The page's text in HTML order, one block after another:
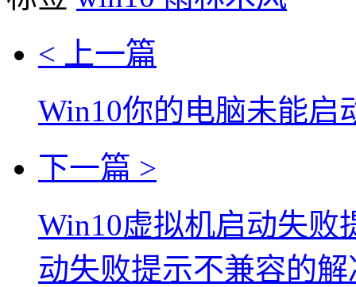
< 上一篇
Win10你的电脑未能启
下一篇 >
Win10虚拟机启动失败
动失败提示不兼容的